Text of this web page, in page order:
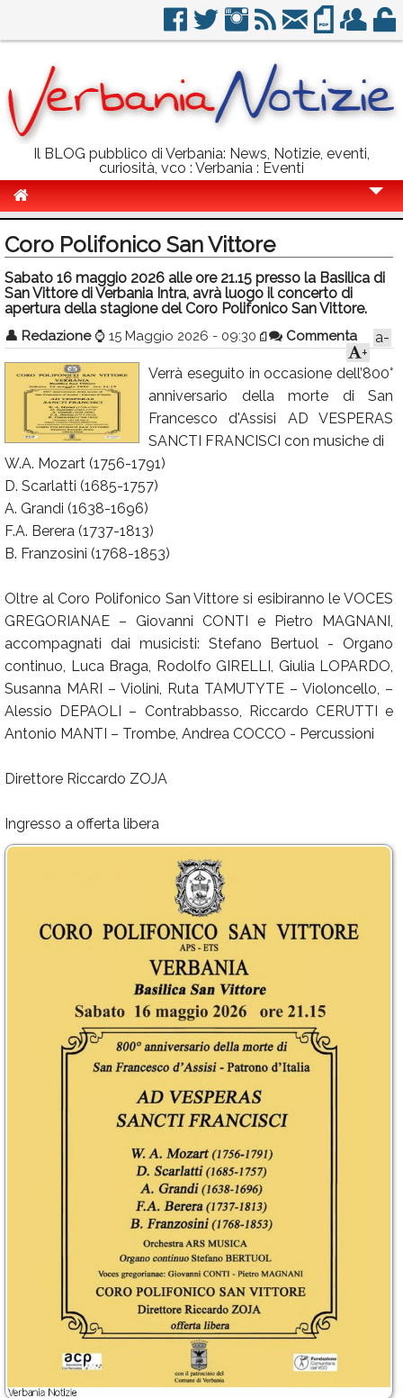
Il BLOG pubblico di Verbania: News, Notizie, eventi,
curiosità, vco : Verbania : Eventi
Politica
Sport
Eventi
Info Utili
Rubriche
Calendario
Annunci
Coro Polifonico San Vittore
Sabato 16 maggio 2026 alle ore 21.15 presso la Basilica di
San Vittore di Verbania Intra, avrà luogo il concerto di
apertura della stagione del Coro Polifonico San Vittore.
👤 Redazione ⌚ 15 Maggio 2026 - 09:30 Commenta
a-
+
Verrà eseguito in occasione dell’800°
anniversario della morte di San
Francesco d'Assisi AD VESPERAS
SANCTI FRANCISCI con musiche di
W.A. Mozart (1756-1791)
D. Scarlatti (1685-1757)
A. Grandi (1638-1696)
F.A. Berera (1737-1813)
B. Franzosini (1768-1853)
Oltre al Coro Polifonico San Vittore si esibiranno le VOCES
GREGORIANAE – Giovanni CONTI e Pietro MAGNANI,
accompagnati dai musicisti: Stefano Bertuol - Organo
continuo, Luca Braga, Rodolfo GIRELLI, Giulia LOPARDO,
Susanna MARI – Violini, Ruta TAMUTYTE – Violoncello, –
Alessio DEPAOLI – Contrabbasso, Riccardo CERUTTI e
Antonio MANTI – Trombe, Andrea COCCO - Percussioni
Direttore Riccardo ZOJA
Ingresso a offerta libera